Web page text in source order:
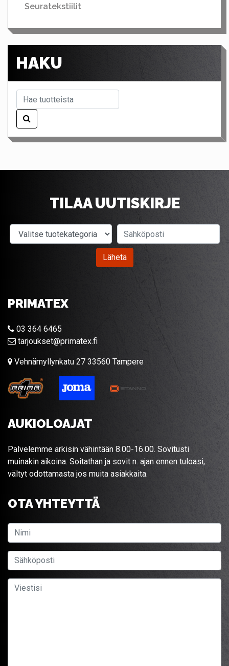
Seuratekstiilit
HAKU
TILAA UUTISKIRJE
Valitse tuotekategoria
Lähetä
PRIMATEX
03 364 6465
tarjoukset@primatex.fi
Vehnämyllynkatu 27 33560 Tampere
AUKIOLOAJAT
Palvelemme arkisin vähintään 8.00-16.00. Sovitusti
muinakin aikoina. Soitathan ja sovit n. ajan ennen tuloasi,
vältyt odottamasta jos muita asiakkaita.
OTA YHTEYTTÄ